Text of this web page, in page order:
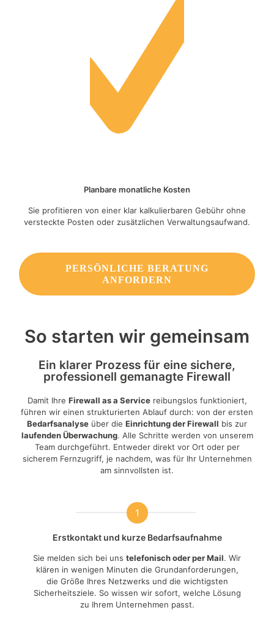
Planbare monatliche Kosten
Sie profitieren von einer klar kalkulierbaren Gebühr ohne
versteckte Posten oder zusätzlichen Verwaltungsaufwand.
PERSÖNLICHE BERATUNG
ANFORDERN
So starten wir gemeinsam
Ein klarer Prozess für eine sichere,
professionell gemanagte Firewall
Damit Ihre Firewall as a Servicereibungslos funktioniert,
führen wir einen strukturierten Ablauf durch: von der ersten
Bedarfsanalyse über die Einrichtung der Firewall bis zur
laufenden Überwachung. Alle Schritte werden von unserem
Team durchgeführt. Entweder direkt vor Ort oder per
sicherem Fernzugriff, je nachdem, was für Ihr Unternehmen
am sinnvollsten ist.
1
Erstkontakt und kurze Bedarfsaufnahme
Sie melden sich bei uns telefonisch oder per Mail. Wir
klären in wenigen Minuten die Grundanforderungen,
die Größe Ihres Netzwerks und die wichtigsten
Sicherheitsziele. So wissen wir sofort, welche Lösung
zu Ihrem Unternehmen passt.